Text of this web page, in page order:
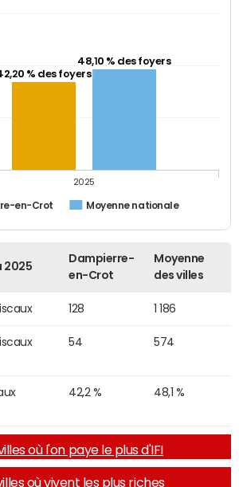
% des foyers
48,10 % des foyers
en-Crot Moyenne nationale
2025
2025
Dampierre-
en-Crot
Moyenne
des villes
128 1 186
54 574
42,2 % 48,1 %
où l'on paye le plus d'IFI
où vivent les plus riches